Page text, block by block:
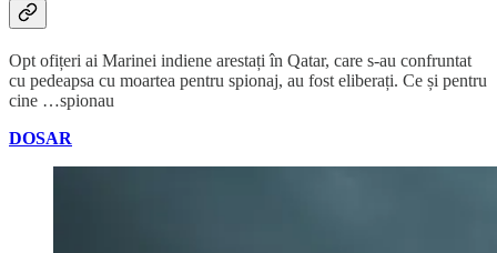
Opt ofițeri ai Marinei indiene arestați în Qatar, care s-au confruntat
cu pedeapsa cu moartea pentru spionaj, au fost eliberați. Ce și pentru
cine …spionau
DOSAR